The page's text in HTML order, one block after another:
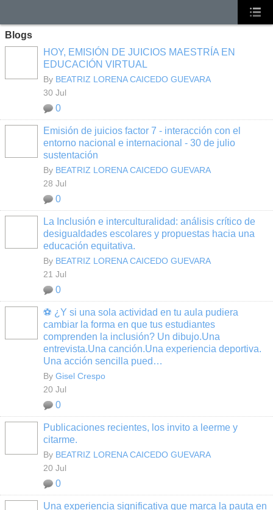
Blogs
HOY, EMISIÓN DE JUICIOS MAESTRÍA EN
EDUCACIÓN VIRTUAL
By BEATRIZ LORENA CAICEDO GUEVARA
30 Jul
0
Emisión de juicios factor 7 - interacción con el
entorno nacional e internacional - 30 de julio
sustentación
By BEATRIZ LORENA CAICEDO GUEVARA
28 Jul
0
La Inclusión e interculturalidad: análisis crítico de
desigualdades escolares y propuestas hacia una
educación equitativa.
By BEATRIZ LORENA CAICEDO GUEVARA
21 Jul
0
⚽ ¿Y si una sola actividad en tu aula pudiera
cambiar la forma en que tus estudiantes
comprenden la inclusión? Un dibujo.Una
entrevista.Una canción.Una experiencia deportiva.
Una acción sencilla pued…
By Gisel Crespo
20 Jul
0
Publicaciones recientes, los invito a leerme y
citarme.
By BEATRIZ LORENA CAICEDO GUEVARA
20 Jul
0
Una experiencia significativa que marca la pauta en